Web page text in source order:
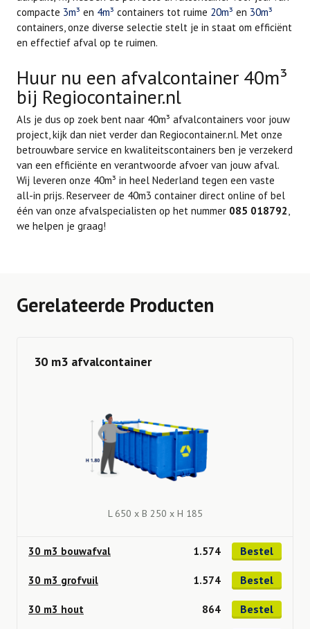
compacte 3m³ en 4m³ containers tot ruime 20m³ en 30m³
containers, onze diverse selectie stelt je in staat om efficiënt
en effectief afval op te ruimen.
Huur nu een afvalcontainer 40m³
bij Regiocontainer.nl
Als je dus op zoek bent naar 40m³ afvalcontainers voor jouw
project, kijk dan niet verder dan Regiocontainer.nl. Met onze
betrouwbare service en kwaliteitscontainers ben je verzekerd
van een efficiënte en verantwoorde afvoer van jouw afval.
Wij leveren onze 40m³ in heel Nederland tegen een vaste
all-in prijs. Reserveer de 40m3 container direct online of bel
één van onze afvalspecialisten op het nummer 085 018792,
we helpen je graag!
Gerelateerde Producten
30 m3 afvalcontainer
L 650 x B 250 x H 185
30 m3 bouwafval 1.574 Bestel
30 m3 grofvuil 1.574 Bestel
30 m3 hout 864 Bestel